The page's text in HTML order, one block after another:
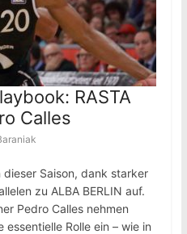
RASTA
Calles
dieser Saison, dank starker
zu ALBA BERLIN auf.
Pedro Calles nehmen
Rolle ein – wie in